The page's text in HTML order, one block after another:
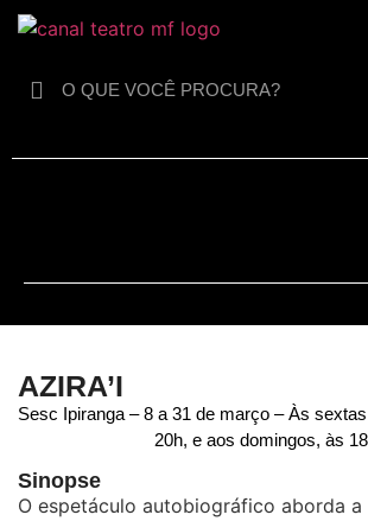
AZIRA’I
Sesc Ipiranga – 8 a 31 de março – Às
20h, e aos domingos, às
Sinopse
O espetáculo autobiográfico aborda a